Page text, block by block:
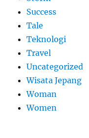
Success
Tale
Teknologi
Travel
Uncategorized
Wisata Jepang
Woman
Women